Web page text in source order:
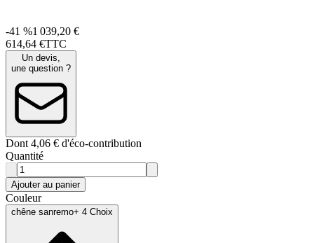
-41 %1 039,20 €
614,64 €TTC
Un devis,
une question ?
Dont 4,06 € d'éco-contribution
Quantité
Ajouter au panier
Couleur
chêne sanremo+ 4 Choix